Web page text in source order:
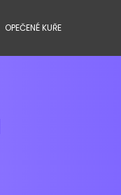
OPEČENÉ KUŘE